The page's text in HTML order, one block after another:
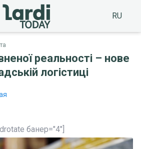
RU
реальності – нове
логістиці
банер="4"]